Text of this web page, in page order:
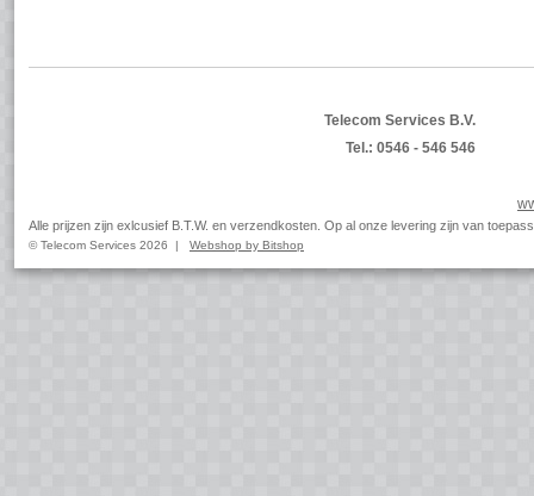
Telecom Services B.V.
Tel.: 0546 - 546 546
Alle prijzen zijn exlcusief B.T.W. en verzendkosten. Op al onze levering zijn van
© Telecom Services 2026 | Webshop by Bitshop